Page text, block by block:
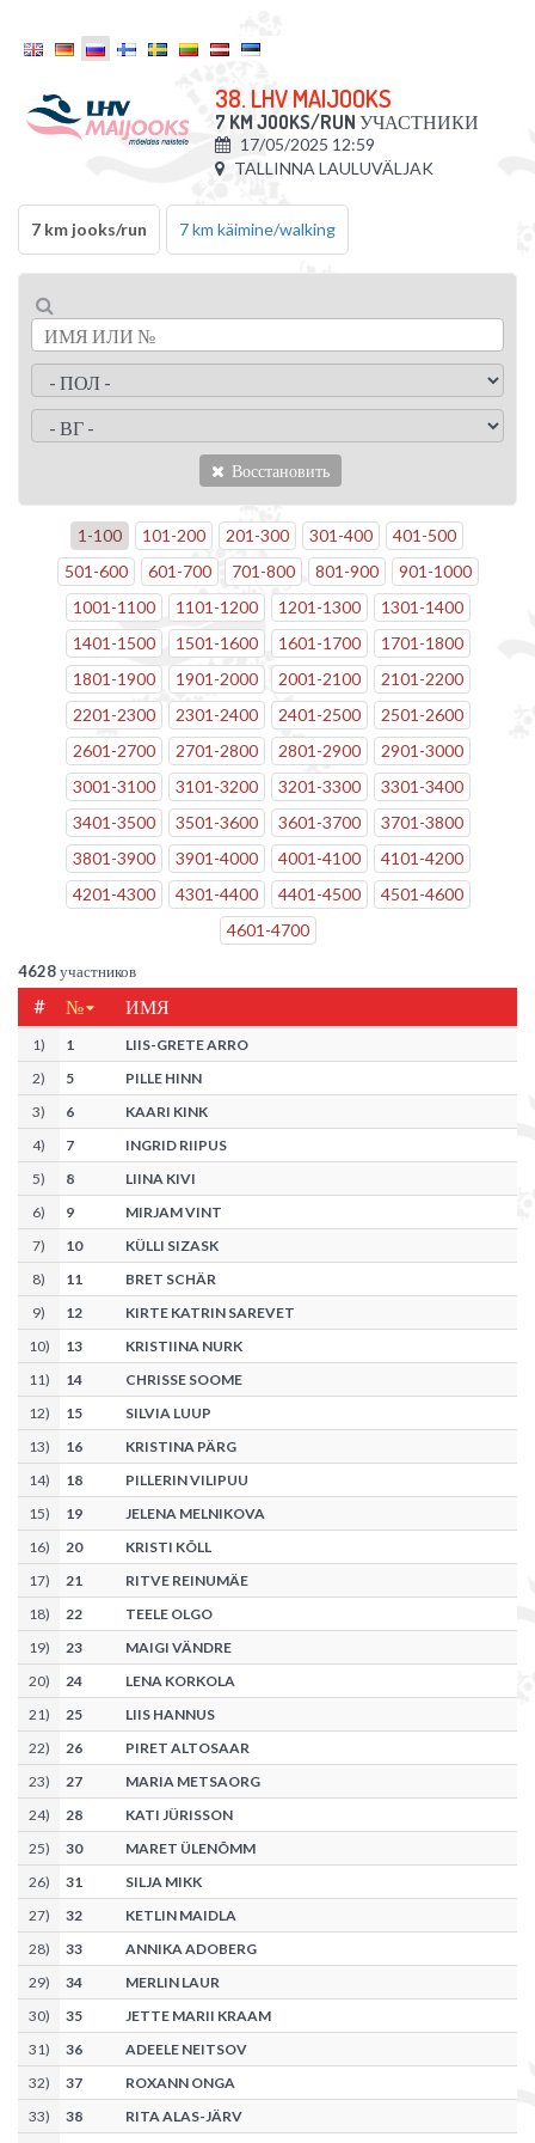
38. LHV MAIJOOKS
7 KM JOOKS/RUN УЧАСТНИКИ
17/05/2025 12:59
TALLINNA LAULUVÄLJAK
7 km jooks/run 7 km käimine/walking
Восстановить
1-100 101-200 201-300 301-400 401-500
501-600 601-700 701-800 801-900 901-1000
1001-1100 1101-1200 1201-1300 1301-1400
1401-1500 1501-1600 1601-1700 1701-1800
1801-1900 1901-2000 2001-2100 2101-2200
2201-2300 2301-2400 2401-2500 2501-2600
2601-2700 2701-2800 2801-2900 2901-3000
3001-3100 3101-3200 3201-3300 3301-3400
3401-3500 3501-3600 3601-3700 3701-3800
3801-3900 3901-4000 4001-4100 4101-4200
4201-4300 4301-4400 4401-4500 4501-4600
4601-4700
4628участников
# № ИМЯ
1) 1
LIIS-GRETE ARRO
2) 5
PILLE HINN
3) 6
KAARI KINK
4) 7
INGRID RIIPUS
5) 8
LIINA KIVI
6) 9
MIRJAM VINT
7) 10
KÜLLI SIZASK
8) 11
BRET SCHÄR
9) 12
KIRTE KATRIN SAREVET
10) 13
KRISTIINA NURK
11) 14
CHRISSE SOOME
12) 15
SILVIA LUUP
13) 16
KRISTINA PÄRG
14) 18
PILLERIN VILIPUU
15) 19
JELENA MELNIKOVA
16) 20
KRISTI KÕLL
17) 21
RITVE REINUMÄE
18) 22
TEELE OLGO
19) 23
MAIGI VÄNDRE
20) 24
LENA KORKOLA
21) 25
LIIS HANNUS
22) 26
PIRET ALTOSAAR
23) 27
MARIA METSAORG
24) 28
KATI JÜRISSON
25) 30
MARET ÜLENÕMM
26) 31
SILJA MIKK
27) 32
KETLIN MAIDLA
28) 33
ANNIKA ADOBERG
29) 34
MERLIN LAUR
30) 35
JETTE MARII KRAAM
31) 36
ADEELE NEITSOV
32) 37
ROXANN ONGA
33) 38
RITA ALAS-JÄRV